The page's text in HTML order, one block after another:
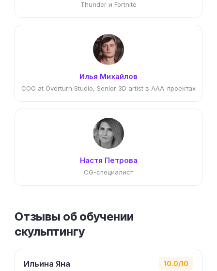
Thunder и Fortnite
Илья Михайлов
COO at Overturn Studio, Senior 3D artist в ААА-проектах
Настя Петрова
CG-специалист
Отзывы об обучении
скульптингу
Ильина Яна 10.0/10